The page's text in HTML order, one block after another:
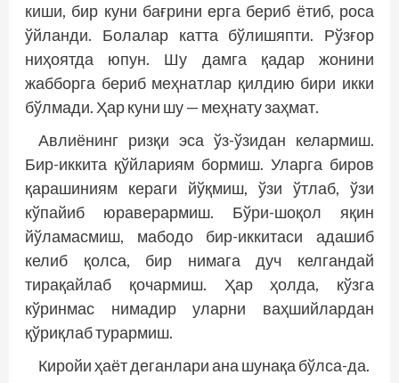
киши, бир куни бағрини ерга бериб ётиб, роса
ўйланди. Болалар катта бўлишяпти. Рўзғор
ниҳоятда юпун. Шу дамга қадар жонини
жабборга бериб меҳнатлар қилдию бири икки
бўлмади. Ҳар куни шу — меҳнату заҳмат.
Авлиёнинг ризқи эса ўз-ўзидан келармиш.
Бир-иккита қўйлариям бормиш. Уларга биров
қарашиниям кераги йўқмиш, ўзи ўтлаб, ўзи
кўпайиб юраверармиш. Бўри-шоқол яқин
йўламасмиш, мабодо бир-иккитаси адашиб
келиб қолса, бир нимага дуч келгандай
тирақайлаб қочармиш. Ҳар ҳолда, кўзга
кўринмас нимадир уларни ваҳшийлардан
қўриқлаб турармиш.
Киройи ҳаёт деганлари ана шунақа бўлса-да.